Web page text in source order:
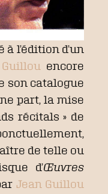
à l’édition d’un
encore
son catalogue
part, la mise
récitals » de
de telle ou
d’Œuvres
Jean Guillou